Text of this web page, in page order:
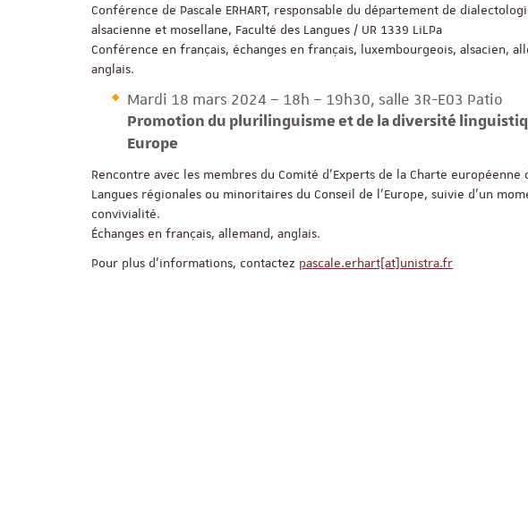
Conférence de Pascale ERHART, responsable du département de
alsacienne et mosellane, Faculté des Langues / UR 1339 LiLPa
Conférence en français, échanges en français, luxembourgeois, alsacien,
anglais.
Mardi 18 mars 2024 – 18h – 19h30, salle 3R-E03 Patio
Promotion du plurilinguisme et de la diversité
Europe
Rencontre avec les membres du Comité d'Experts de la Charte européenne
Langues régionales ou minoritaires du Conseil de l’Europe, suivie d’un
convivialité.
Échanges en français, allemand, anglais.
Pour plus d’informations, contactez pascale.erhart[at]unistra.fr